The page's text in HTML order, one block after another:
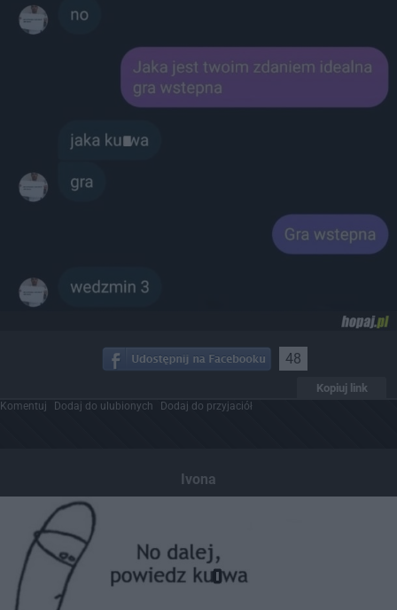
48
Kopiuj link
Komentuj Dodaj do ulubionych Dodaj do przyjaciół
Ivona